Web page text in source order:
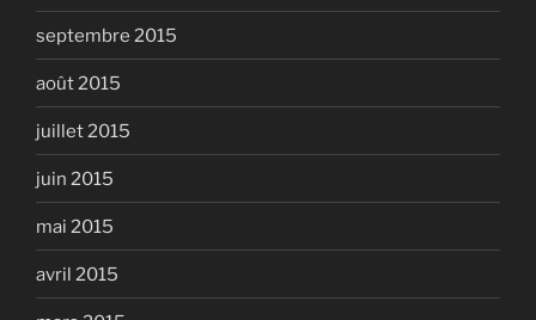
septembre 2015
août 2015
juillet 2015
juin 2015
mai 2015
avril 2015